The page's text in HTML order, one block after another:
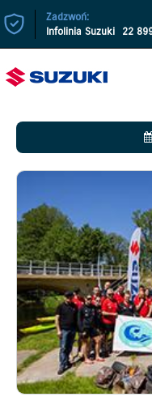
Zadzwoń:
Infolinia Suzuki 22